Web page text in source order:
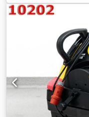
elektryczny 18,5 kW *